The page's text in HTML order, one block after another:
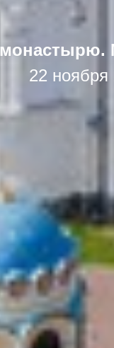
22 ноября